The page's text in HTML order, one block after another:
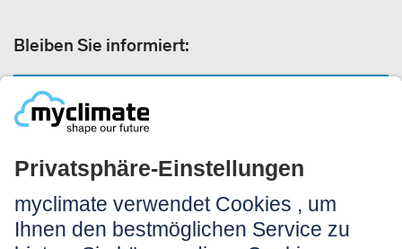
Bleiben Sie informiert:
Rechtliches:
Impressum